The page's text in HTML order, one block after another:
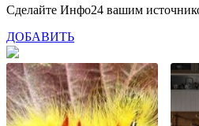
Сделайте Инфо24 вашим
ДОБАВИТЬ